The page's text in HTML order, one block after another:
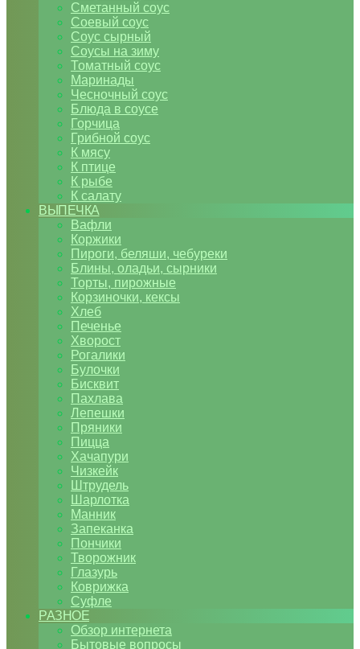
Сметанный соус
Соевый соус
Соус сырный
Соусы на зиму
Томатный соус
Маринады
Чесночный соус
Блюда в соусе
Горчица
Грибной соус
К мясу
К птице
К рыбе
К салату
ВЫПЕЧКА
Вафли
Коржики
Пироги, беляши, чебуреки
Блины, оладьи, сырники
Торты, пирожные
Корзиночки, кексы
Хлеб
Печенье
Хворост
Рогалики
Булочки
Бисквит
Пахлава
Лепешки
Пряники
Пицца
Хачапури
Чизкейк
Штрудель
Шарлотка
Манник
Запеканка
Пончики
Творожник
Глазурь
Коврижка
Суфле
РАЗНОЕ
Обзор интернета
Бытовые вопросы